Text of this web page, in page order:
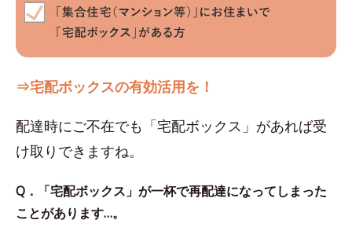
⇒宅配ボックスの有効活用を！
配達時にご不在でも「宅配ボックス」があれば受
け取りできますね。
Q．「宅配ボックス」が一杯で再配達になってしまった
ことがあります…。